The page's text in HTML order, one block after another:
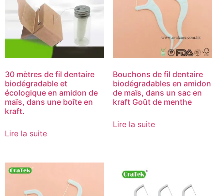
30 mètres de fil dentaire
biodégradable et
écologique en amidon de
maïs, dans une boîte en
kraft.
Lire la suite
Bouchons de fil dentaire
biodégradables en amidon
de maïs, dans un sac en
kraft Goût de menthe
Lire la suite